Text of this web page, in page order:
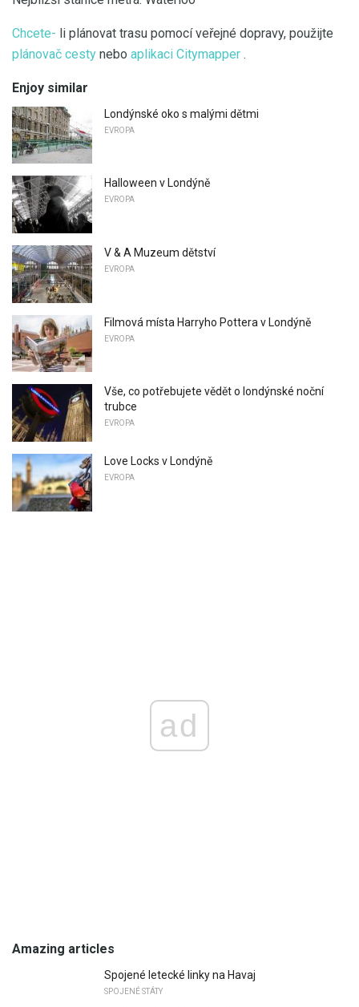
Chcete- li plánovat trasu pomocí veřejné dopravy, použijte
plánovač cesty nebo aplikaci Citymapper .
Enjoy similar
Londýnské oko s malými dětmi
EVROPA
Halloween v Londýně
EVROPA
V & A Muzeum dětství
EVROPA
Filmová místa Harryho Pottera v Londýně
EVROPA
Vše, co potřebujete vědět o londýnské noční
trubce
EVROPA
Love Locks v Londýně
EVROPA
ad
Amazing articles
Spojené letecké linky na Havaj
SPOJENÉ STÁTY